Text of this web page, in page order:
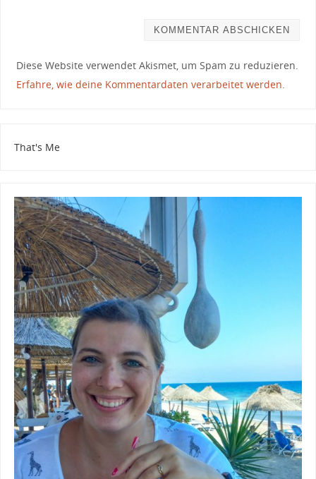
Diese Website verwendet Akismet, um Spam zu reduzieren.
Erfahre, wie deine Kommentardaten verarbeitet werden.
That's Me